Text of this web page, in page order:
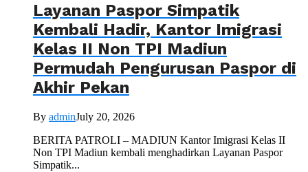
Layanan Paspor Simpatik
Kembali Hadir, Kantor Imigrasi
Kelas II Non TPI Madiun
Permudah Pengurusan Paspor di
Akhir Pekan
By adminJuly 20, 2026
BERITA PATROLI – MADIUN Kantor Imigrasi Kelas II
Non TPI Madiun kembali menghadirkan Layanan Paspor
Simpatik...